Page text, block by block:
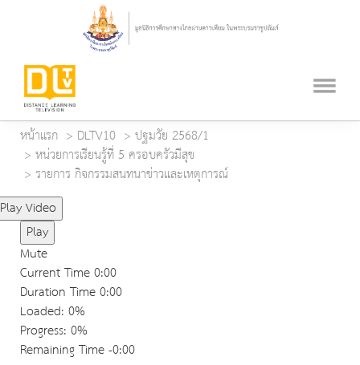
หน้าแรก DLTV10
ปฐมวัย 2568/1
หน่วยการเรียนรู้ที่ 5 ครอบครัวมีสุข
รายการ กิจกรรมสนทนาข่าวและเหตุการณ์
Play Video
Play
Mute
Current Time0:00
Duration Time0:00
Loaded: 0%
Progress: 0%
Remaining Time-0:00